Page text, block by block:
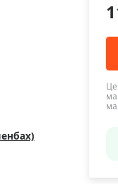
карты памяти